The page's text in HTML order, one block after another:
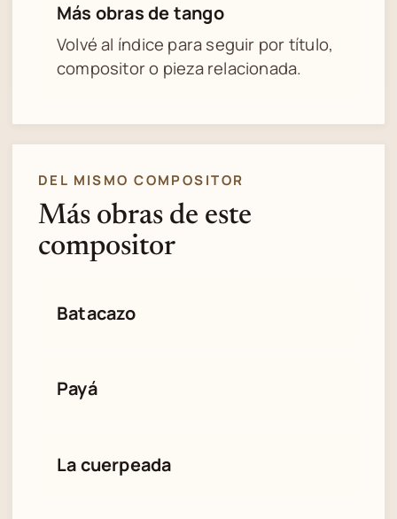
Más obras de tango
Volvé al índice para seguir por título,
compositor o pieza relacionada.
DEL MISMO COMPOSITOR
Más obras de este
compositor
Batacazo
Payá
La cuerpeada